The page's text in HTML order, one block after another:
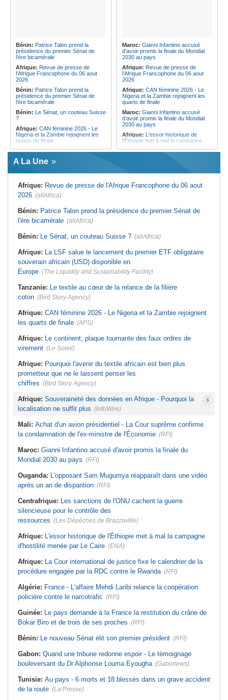
de sensibilisation au deuxième
Recensement général de la
population et de l'habitat
Congo-Kinshasa: Le VPM Shabani
remet aux organisations politiques la
directive ministérielle de l'année
politique 2026
Congo-Kinshasa:Gratien de
Saint-Nicolas Iracan - « Je ne
soutiendrai jamais un dialogue
destiné au partage du pouvoir ou à
la légitimation des groupes armés »
Afrique:La Croix-Rouge
éthiopienne appelle à une
mobilisation accrue des ressources
locales en Afrique
Afrique de l'Est:
les moyens, entraver la coopération
équitable par tous les moyens
Bénin: Patrice Talon prend la
présidence du premier Sénat de
l'ère bicamérale
Afrique: Revue de presse de
l'Afrique Francophone du 06 aout
2026
Bénin: Patrice Talon prend la
présidence du premier Sénat de
l'ère bicamérale
Bénin: Le Sénat, un couteau Suisse
?
Afrique: CAN féminine 2026 - Le
Nigeria et la Zambie rejoignent les
quarts de finale
Afrique:Le continent, plaque
tournante des faux ordres de
virement
Mali:Achat d'un avion présidentiel -
condamnation de l'ex-ministre de
l'Économie
France la restitution du crâne de
Bokar Biro et de trois de ses
proches
premier président
l'environnement - La Roots Wild
Foundation distinguée au Grand Prix
Nelson Mandela
Maroc: Gianni Infantino accusé
d'avoir promis la finale du Mondial
2030 au pays
Afrique: Revue de presse de
l'Afrique Francophone du 06 aout
2026
Afrique: CAN féminine 2026 - Le
Nigeria et la Zambie rejoignent les
quarts de finale
Maroc: Gianni Infantino accusé
d'avoir promis la finale du Mondial
2030 au pays
Afrique: L'essor historique de
l'Éthiopie met à mal la campagne
blessés dans un grave accident de
calcinée à Moknine après le
rétablissement du courant
premier tour, le Club Africain hérite
Tunisie:Crise sanitaire au pays -
incontrôlable d'Ebola
A La Une
Afrique: Revue de presse de l'Afrique Francophone du 06 aout
2026 (allAfrica)
Bénin: Patrice Talon prend la présidence du premier Sénat de
l'ère bicamérale (allAfrica)
Bénin: Le Sénat, un couteau Suisse ? (allAfrica)
Afrique: La LSF salue le lancement du premier ETF obligataire
souverain africain (USD) disponible en
Europe (The Liquidity and Sustainability Facility)
Tanzanie: Le textile au cœur de la relance de la filière
coton (Bird Story Agency)
Afrique: CAN féminine 2026 - Le Nigeria et la Zambie rejoignent
les quarts de finale (APS)
Afrique: Le continent, plaque tournante des faux ordres de
virement (Le Soleil)
Afrique: Pourquoi l'avenir du textile africain est bien plus
prometteur que ne le laissent penser les
chiffres (Bird Story Agency)
Afrique: Souveraineté des données en Afrique - Pourquoi la
localisation ne suffit plus (InfoWire)
Mali: Achat d'un avion présidentiel - La Cour suprême confirme
la condamnation de l'ex-ministre de l'Économie (RFI)
Maroc: Gianni Infantino accusé d'avoir promis la finale du
Mondial 2030 au pays (RFI)
Ouganda: L'opposant Sam Mugumya réapparaît dans une vidéo
après un an de disparition (RFI)
Centrafrique: Les sanctions de l'ONU cachent la guerre
silencieuse pour le contrôle des
ressources (Les Dépêches de Brazzaville)
Afrique: L'essor historique de l'Éthiopie met à mal la campagne
d'hostilité menée par Le Caire (ENA)
Afrique: La Cour international de justice fixe le calendrier de la
procédure engagée par la RDC contre le Rwanda (RFI)
Algérie: France - L'affaire Mehdi Laribi relance la coopération
policière contre le narcotrafic (RFI)
Guinée: Le pays demande à la France la restitution du crâne de
Bokar Biro et de trois de ses proches (RFI)
Bénin: Le nouveau Sénat élit son premier président (RFI)
Gabon: Quand une tribune redonne espoir - Le témoignage
bouleversant du Dr Alphonse Louma Eyougha (Gabonews)
Tunisie: Au pays - 6 morts et 18 blessés dans un grave accident
de la route (La Presse)